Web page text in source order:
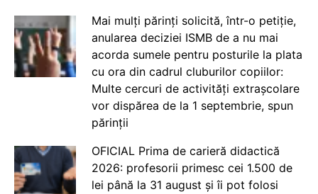
Mai mulți părinți solicită, într-o petiție,
anularea deciziei ISMB de a nu mai
acorda sumele pentru posturile la plata
cu ora din cadrul cluburilor copiilor:
Multe cercuri de activități extrașcolare
vor dispărea de la 1 septembrie, spun
părinții
OFICIAL Prima de carieră didactică
2026: profesorii primesc cei 1.500 de
lei până la 31 august și îi pot folosi